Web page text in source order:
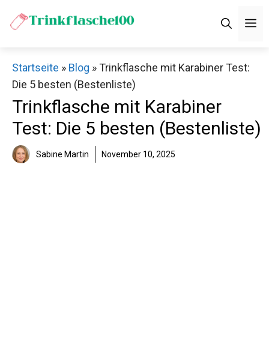
Inhalt
Startseite » Blog »Trinkflasche mit Karabiner Test:
Die 5 besten (Bestenliste)
Trinkflasche mit Karabiner
Test: Die 5 besten (Bestenliste)
Sabine Martin November 10, 2025